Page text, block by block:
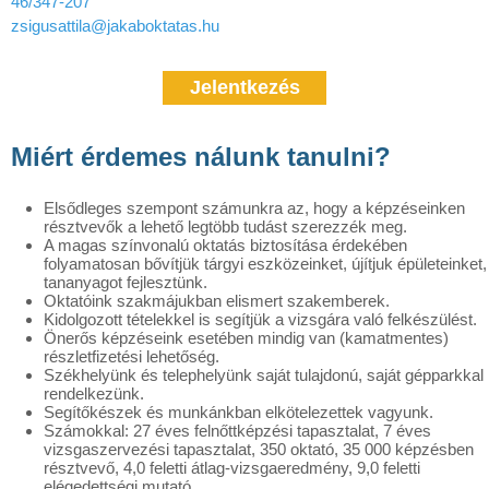
zsigusattila@jakaboktatas.hu
Jelentkezés
Miért érdemes nálunk tanulni?
Elsődleges szempont számunkra az, hogy a képzéseinken
résztvevők a lehető legtöbb tudást szerezzék meg.
A magas színvonalú oktatás biztosítása érdekében
folyamatosan bővítjük tárgyi eszközeinket, újítjuk épületeinket,
tananyagot fejlesztünk.
Oktatóink szakmájukban elismert szakemberek.
Kidolgozott tételekkel is segítjük a vizsgára való felkészülést.
Önerős képzéseink esetében mindig van (kamatmentes)
részletfizetési lehetőség.
Székhelyünk és telephelyünk saját tulajdonú, saját gépparkkal
rendelkezünk.
Segítőkészek és munkánkban elkötelezettek vagyunk.
Számokkal: 27 éves felnőttképzési tapasztalat, 7 éves
vizsgaszervezési tapasztalat, 350 oktató, 35 000 képzésben
résztvevő, 4,0 feletti átlag-vizsgaeredmény, 9,0 feletti